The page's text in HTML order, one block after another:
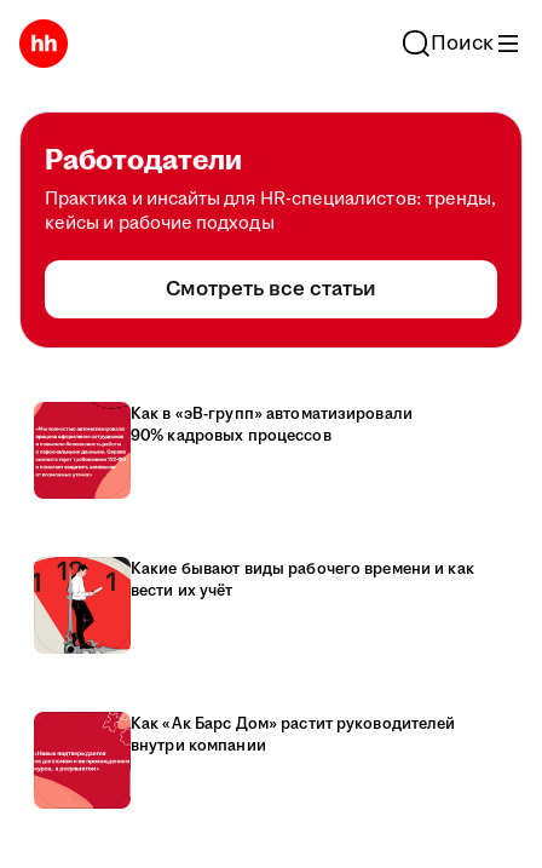
Поиск
Работодатели
Практика и инсайты для HR-специалистов: тренды,
кейсы и рабочие подходы
Смотреть все статьи
Как в «эВ-групп» автоматизировали
90% кадровых процессов
Какие бывают виды рабочего времени и как
вести их учёт
Как «Ак Барс Дом» растит руководителей
внутри компании